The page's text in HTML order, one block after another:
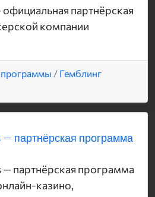
партнёрская
компании
программы / Гемблинг
партнёрская программа
партнёрская программа
казино,